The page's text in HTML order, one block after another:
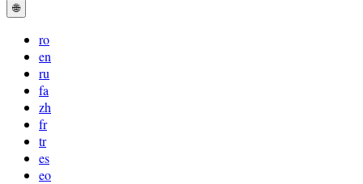
🌐
ro
en
ru
fa
zh
fr
tr
es
eo